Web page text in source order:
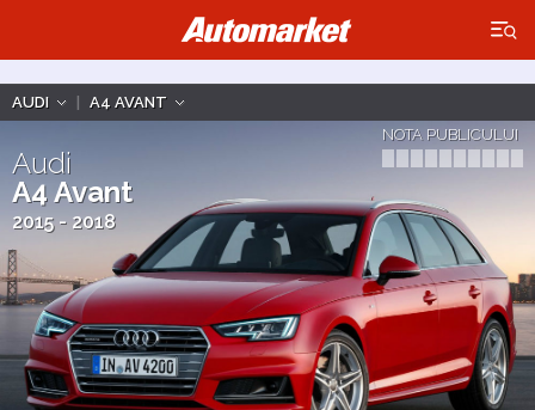
×
AUDI | A4 AVANT
Audi
A4 Avant
2015 - 2018
NOTA PUBLICULUI